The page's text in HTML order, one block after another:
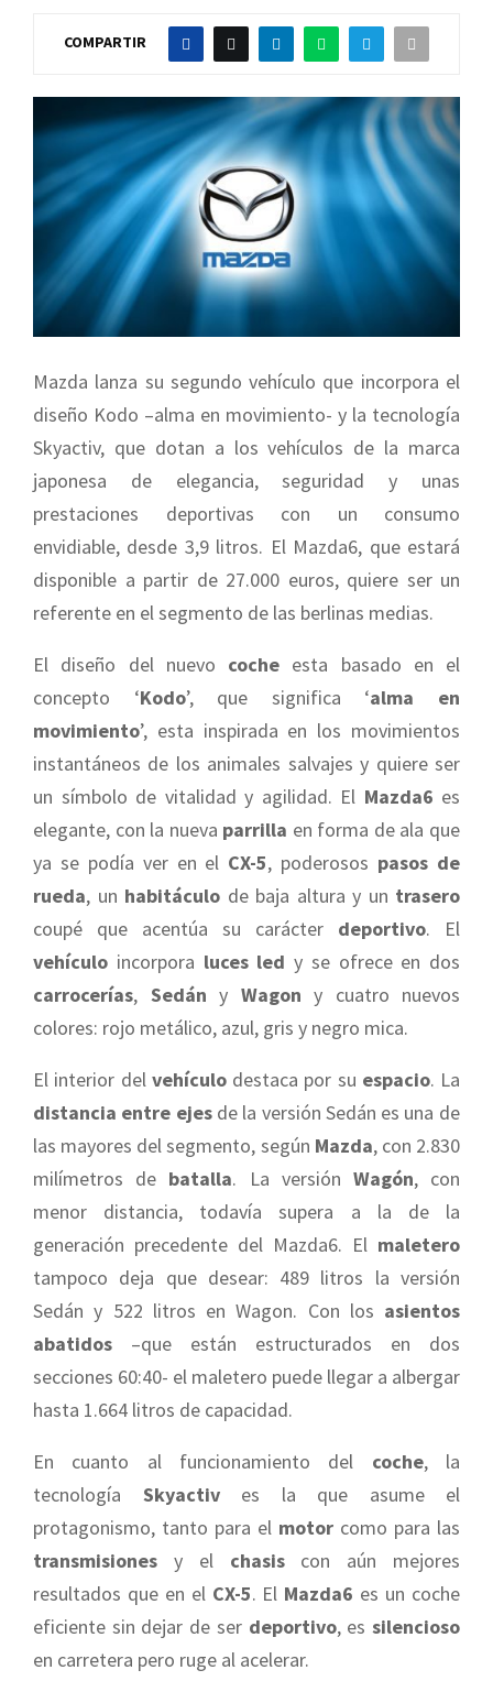
COMPARTIR
Mazda lanza su segundo vehículo que incorpora el
diseño Kodo –alma en movimiento- y la tecnología
Skyactiv, que dotan a los vehículos de la marca
japonesa de elegancia, seguridad y unas
prestaciones deportivas con un consumo
envidiable, desde 3,9 litros. El Mazda6, que estará
disponible a partir de 27.000 euros, quiere ser un
referente en el segmento de las berlinas medias.
El diseño del nuevo coche esta basado en el
concepto ‘Kodo’, que significa ‘alma en
movimiento’, esta inspirada en los movimientos
instantáneos de los animales salvajes y quiere ser
un símbolo de vitalidad y agilidad. El Mazda6 es
elegante, con la nueva parrilla en forma de ala que
ya se podía ver en el CX-5, poderosos pasos de
rueda, un habitáculo de baja altura y un trasero
coupé que acentúa su carácter deportivo. El
vehículo incorpora luces led y se ofrece en dos
carrocerías, Sedán y Wagon y cuatro nuevos
colores: rojo metálico, azul, gris y negro mica.
El interior del vehículodestaca por su espacio. La
distancia entre ejesde la versión Sedán es una de
las mayores del segmento, según Mazda, con 2.830
milímetros de batalla. La versión Wagón, con
menor distancia, todavía supera a la de la
generación precedente del Mazda6. El maletero
tampoco deja que desear: 489 litros la versión
Sedán y 522 litros en Wagon. Con los asientos
abatidos –que están estructurados en dos
secciones 60:40- el maletero puede llegar a albergar
hasta 1.664 litros de capacidad.
En cuanto al funcionamiento del coche, la
tecnología Skyactives la que asume el
protagonismo, tanto para el motor como para las
transmisiones y el chasiscon aún mejores
resultados que en el CX-5. El Mazda6 es un coche
eficiente sin dejar de ser deportivo, essilencioso
en carretera pero ruge al acelerar.